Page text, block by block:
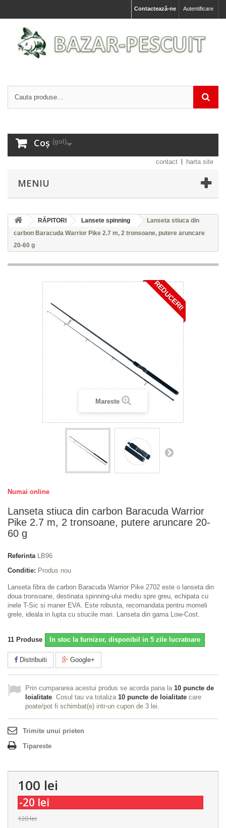
Autentificare
Contactează-ne
Coș (gol)
contact harta site
MENIU
RĂPITORI Lansete spinning
Lanseta stiuca din
carbon Baracuda Warrior Pike 2.7 m, 2 tronsoane, putere aruncare
20-60 g
REDUCERI!
Mareste
Numai online
Lanseta stiuca din carbon Baracuda Warrior
Pike 2.7 m, 2 tronsoane, putere aruncare 20-
60 g
Referinta
LB96
Conditie: Produs nou
Lanseta fibra de carbon Baracuda Warrior Pike 2702 este o lanseta din
doua tronsoane, destinata spinning-ului mediu spre greu, echipata cu
inele T-Sic si maner EVA. Este robusta, recomandata pentru momeli
grele, ideala in lupta cu stiucile mari. Lanseta din gama Low-Cost.
11 Produse In stoc la furnizor, disponibil in 5 zile lucratoare
Distribuiti Google+
Prin cumpararea acestui produs se acorda pana la 10 puncte de
loialitate . Cosul tau va totaliza 10 puncte de loialitate care
poate/pot fi schimbat(e) intr-un cupon de 3 lei
Trimite unui prieten
Tipareste
100 lei
-20 lei
120 lei